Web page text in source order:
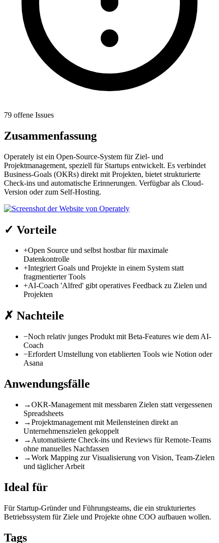
79 offene Issues
Zusammenfassung
Operately ist ein Open-Source-System für Ziel- und
Projektmanagement, speziell für Startups entwickelt. Es verbindet
Business-Goals (OKRs) direkt mit Projekten, bietet strukturierte
Check-ins und automatische Erinnerungen. Verfügbar als Cloud-
Version oder zum Self-Hosting.
✓ Vorteile
+Open Source und selbst hostbar für maximale
Datenkontrolle
+Integriert Goals und Projekte in einem System statt
fragmentierter Tools
+AI-Coach 'Alfred' gibt operatives Feedback zu Zielen und
Projekten
✗ Nachteile
−Noch relativ junges Produkt mit Beta-Features wie dem AI-
Coach
−Erfordert Umstellung von etablierten Tools wie Notion oder
Asana
Anwendungsfälle
→OKR-Management mit messbaren Zielen statt vergessenen
Spreadsheets
→Projektmanagement mit Meilensteinen direkt an
Unternehmenszielen gekoppelt
→ Automatisierte Check-ins und Reviews für Remote-Teams
ohne manuelles Nachfassen
→Work Mapping zur Visualisierung von Vision, Team-Zielen
und täglicher Arbeit
Ideal für
Für Startup-Gründer und Führungsteams, die ein strukturiertes
Betriebssystem für Ziele und Projekte ohne COO aufbauen wollen.
Tags